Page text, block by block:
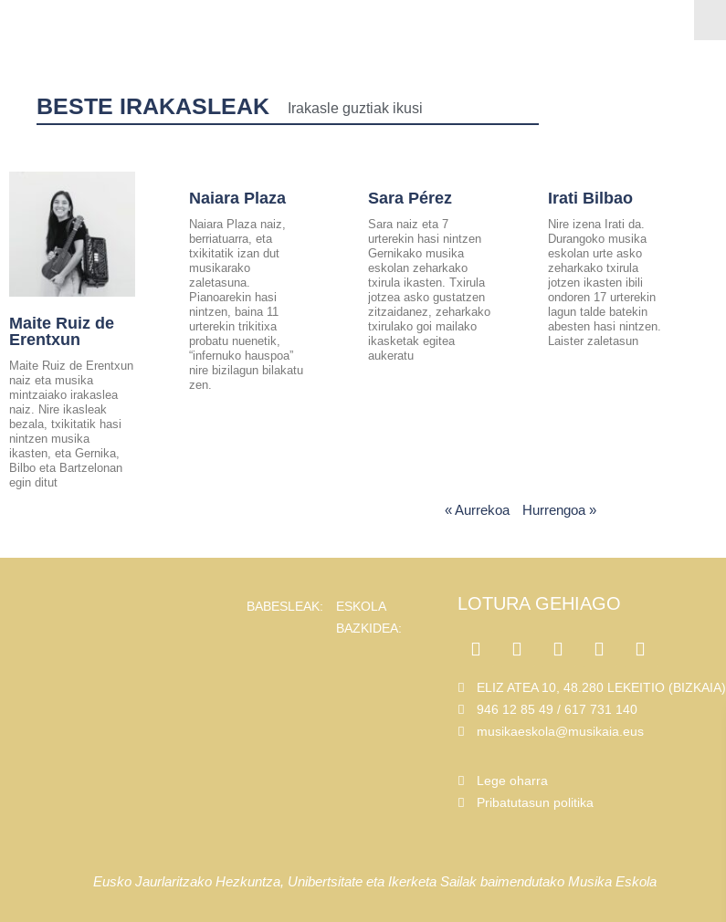
BESTE IRAKASLEAK Irakasle guztiak ikusi
Maite Ruiz de
Erentxun
Maite Ruiz de Erentxun
naiz eta musika
mintzaiako irakaslea
naiz. Nire ikasleak
bezala, txikitatik hasi
nintzen musika
ikasten, eta Gernika,
Bilbo eta Bartzelonan
egin ditut
Naiara Plaza
Naiara Plaza naiz,
berriatuarra, eta
txikitatik izan dut
musikarako
zaletasuna.
Pianoarekin hasi
nintzen, baina 11
urterekin trikitixa
probatu nuenetik,
“infernuko hauspoa”
nire bizilagun bilakatu
zen.
Sara Pérez
Sara naiz eta 7
urterekin hasi nintzen
Gernikako musika
eskolan zeharkako
txirula ikasten. Txirula
jotzea asko gustatzen
zitzaidanez, zeharkako
txirulako goi mailako
ikasketak egitea
aukeratu
Irati Bilbao
Nire izena Irati da.
Durangoko musika
eskolan urte asko
zeharkako txirula
jotzen ikasten ibili
ondoren 17 urterekin
lagun talde batekin
abesten hasi nintzen.
Laister zaletasun
« Aurrekoa Hurrengoa »
BABESLEAK:
ESKOLA
BAZKIDEA:
LOTURA GEHIAGO
ELIZ ATEA 10, 48.280 LEKEITIO (BIZKAIA)
946 12 85 49 / 617 731 140
musikaeskola@musikaia.eus
Lege oharra
Pribatutasun politika
Eusko Jaurlaritzako Hezkuntza, Unibertsitate eta Ikerketa Sailak baimendutako Musika Eskola